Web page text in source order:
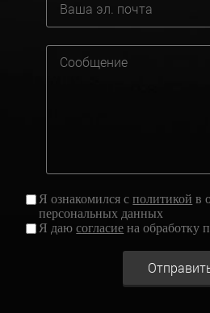
Я ознакомился сполитикой в
персональных данных
Я даюсогласие на обработку